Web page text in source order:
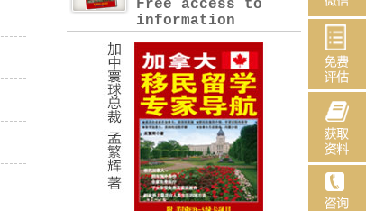
Free access to
information